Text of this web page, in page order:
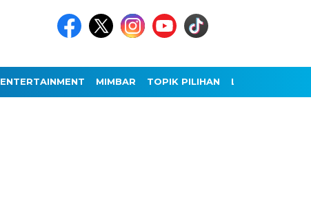
ENTERTAINMENT MIMBAR TOPIK PILIHAN LAINNYA